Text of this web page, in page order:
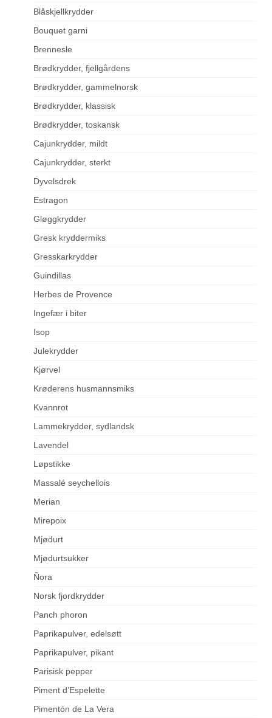
Blåskjellkrydder
Bouquet garni
Brennesle
Brødkrydder, fjellgårdens
Brødkrydder, gammelnorsk
Brødkrydder, klassisk
Brødkrydder, toskansk
Cajunkrydder, mildt
Cajunkrydder, sterkt
Dyvelsdrek
Estragon
Gløggkrydder
Gresk kryddermiks
Gresskarkrydder
Guindillas
Herbes de Provence
Ingefær i biter
Isop
Julekrydder
Kjørvel
Krøderens husmannsmiks
Kvannrot
Lammekrydder, sydlandsk
Lavendel
Løpstikke
Massalé seychellois
Merian
Mirepoix
Mjødurt
Mjødurtsukker
Ñora
Norsk fjordkrydder
Panch phoron
Paprikapulver, edelsøtt
Paprikapulver, pikant
Parisisk pepper
Piment d’Espelette
Pimentón de La Vera